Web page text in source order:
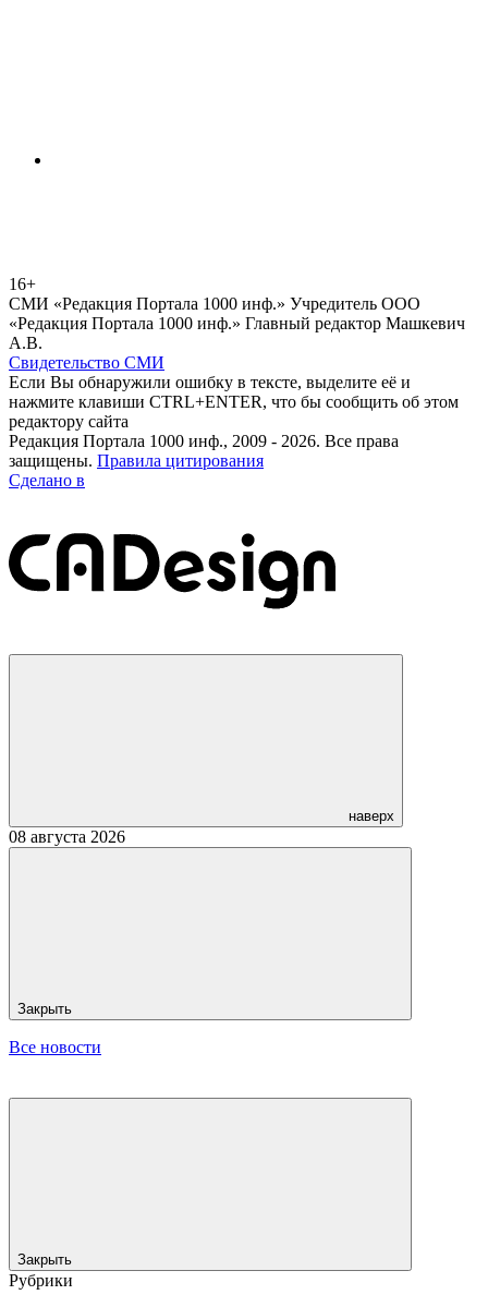
16+
СМИ «Редакция Портала 1000 инф.» Учредитель ООО
«Редакция Портала 1000 инф.» Главный редактор Машкевич
А.В.
Свидетельство СМИ
Если Вы обнаружили ошибку в тексте, выделите её и
нажмите клавиши CTRL+ENTER, что бы сообщить об этом
редактору сайта
Редакция Портала 1000 инф., 2009 - 2026. Все права
защищены. Правила цитирования
Сделано в
наверх
08 августа 2026
Закрыть
Все новости
Закрыть
Рубрики